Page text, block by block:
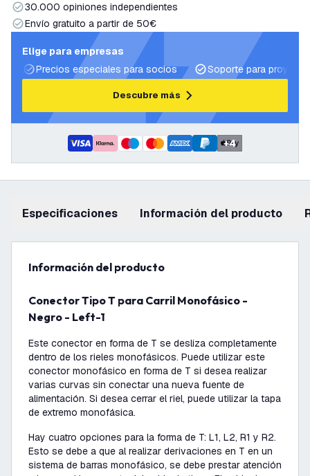
30.000 opiniones independientes
Envío gratuito a partir de 50€
Elige para empresas
Precios especiales para socios
Soporte para
Descubre más
+4
Especificaciones información del producto
información del producto
Conector Tipo T para Carril Monofásico -
Negro - Left-1
Este conector en forma de T se desliza completamente
dentro de los rieles monofásicos. Puede utilizar este
conector monofásico en forma de T si desea realizar
varias curvas sin conectar una nueva fuente de
alimentación. Si desea cerrar el riel, puede utilizar la tapa
de extremo monofásica.
Hay cuatro opciones para la forma de T: L1, L2, R1 y R2.
Esto se debe a que al realizar derivaciones en T en un
sistema de barras monofásico, se debe prestar atención